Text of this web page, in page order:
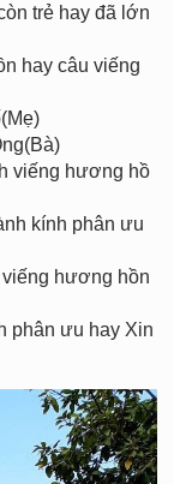
trẻ hay đã lớn
hay câu viếng
viếng hương hồ
kính phân ưu
hương hồn
ưu hay Xin